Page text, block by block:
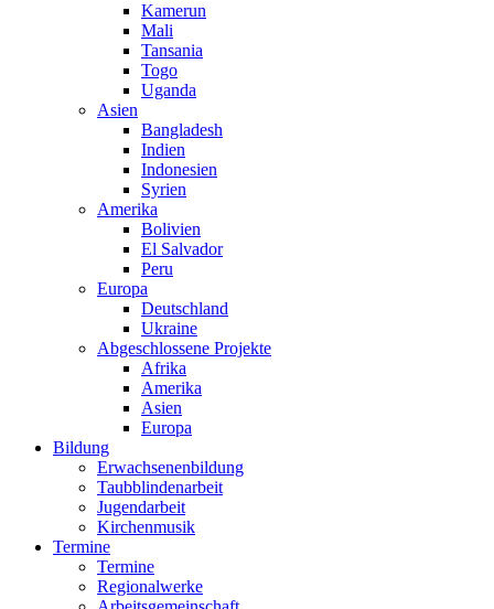
Kamerun
Mali
Tansania
Togo
Uganda
Asien
Bangladesh
Indien
Indonesien
Syrien
Amerika
Bolivien
El Salvador
Peru
Europa
Deutschland
Ukraine
Abgeschlossene Projekte
Afrika
Amerika
Asien
Europa
Bildung
Erwachsenenbildung
Taubblindenarbeit
Jugendarbeit
Kirchenmusik
Termine
Termine
Regionalwerke